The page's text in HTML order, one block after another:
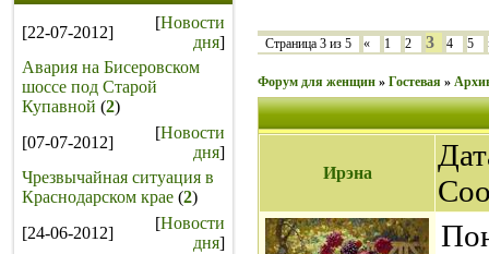
[22-07-2012]
[Новости
дня]
Авария на Бисеровском
шоссе под Старой
Купавной (2)
[07-07-2012]
[Новости
дня]
Чрезвычайная ситуация в
Краснодарском крае (2)
[24-06-2012]
[Новости
дня]
Страница 3 из 5 « 1 2 3 4 5
Форум для женщин » Гостевая »
Ирэна